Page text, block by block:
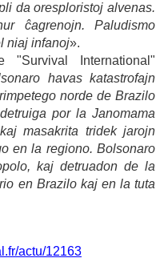
da oresploristoj alvenas.
ĉagrenojn. Paludismo
niaj infanoj».
"Survival International"
havas katastrofajn
norde de Brazilo
por la Janomama
masakrita tridek jarojn
en la regiono. Bolsonaro
kaj detruadon de la
en Brazilo kaj en la tuta
actu/12163